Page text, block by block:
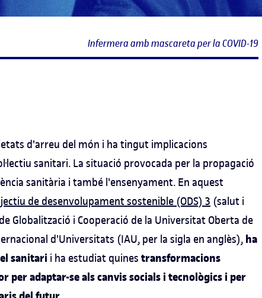
Infermera amb mascareta per la COVID-19
d'arreu del món i ha tingut implicacions
sanitari. La situació provocada per la propagació
sanitària i també l'ensenyament. En aquest
de desenvolupament sostenible (ODS) 3 (salut i
Globalització i Cooperació de la Universitat Oberta de
d'Universitats (IAU, per la sigla en anglès), ha
sanitari i ha estudiat quines transformacions
per adaptar-se als canvis socials i tecnològics i per